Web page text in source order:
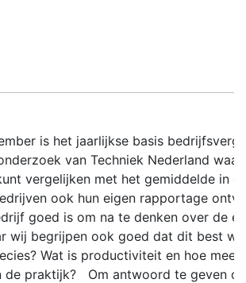
is het jaarlijkse basis
van Techniek Nederland
vergelijken met het gemiddelde in
ook hun eigen rapportage
goed is om na te denken over de
wij begrijpen ook goed dat dit best
Wat is productiviteit en hoe meet
de praktijk? Om antwoord te geven